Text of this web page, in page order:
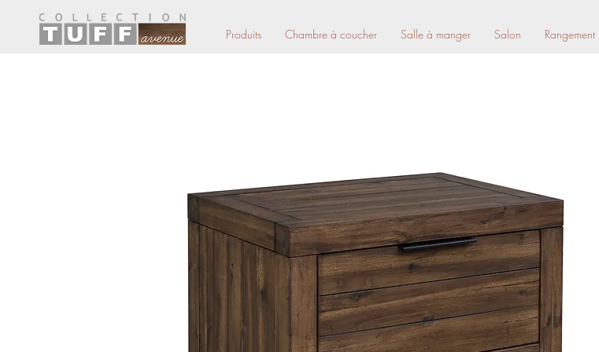
Produits Chambre à coucher Salle à manger Salon Rangement